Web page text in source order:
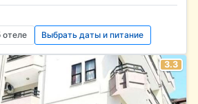
отеле Выбрать даты и питание
3.3